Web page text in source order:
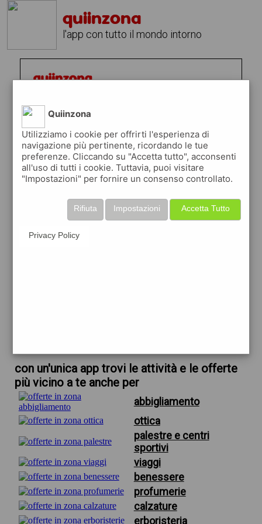
quiinzona
l'app con tutto il mondo intorno
con un'unica app trovi le attività e le offerte
più vicino a te anche per
abbigliamento
ottica
palestre e centri
sportivi
viaggi
benessere
profumerie
calzature
erboristeria
Quiinzona
Utilizziamo i cookie per offrirti l'esperienza di
navigazione più pertinente, ricordando le tue
preferenze. Cliccando su "Accetta tutto", acconsenti
all'uso di tutti i cookie. Tuttavia, puoi visitare
"Impostazioni" per fornire un consenso controllato.
Accetta Tutto
Impostazioni
Rifiuta
Privacy Policy